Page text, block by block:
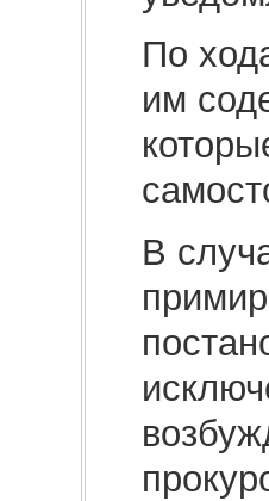
По
им
В